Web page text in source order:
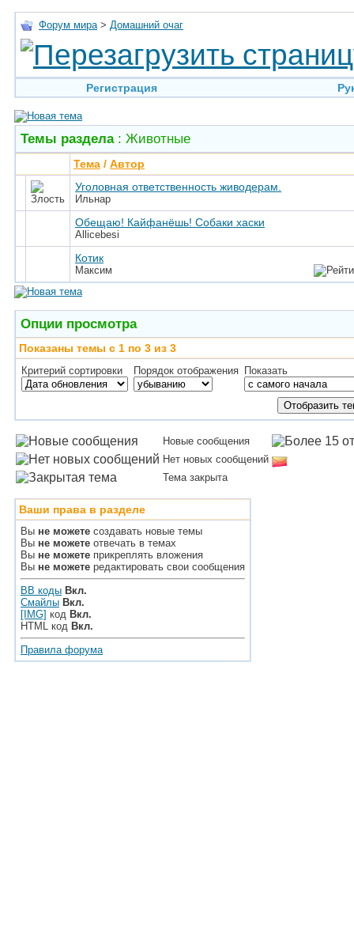
Форум мира > Домашний очаг
Регистрация
Темы раздела: Животные
Тема / Автор
Уголовная ответственность живодерам.
Ильнар
Обещаю! Кайфанёшь! Собаки хаски
Allicebesi
Котик
Максим
Опции просмотра
Показаны темы с 1 по 3 из 3
Критерий сортировки Порядок отображения Показать
Новые сообщения
Нет новых сообщений
Тема закрыта
Ваши права в разделе
Вы не можете создавать новые темы
Вы не можете отвечать в темах
Вы не можете прикреплять вложения
Вы не можете редактировать свои сообщения
BB коды Вкл.
Смайлы Вкл.
[IMG] код Вкл.
HTML код Вкл.
Правила форума